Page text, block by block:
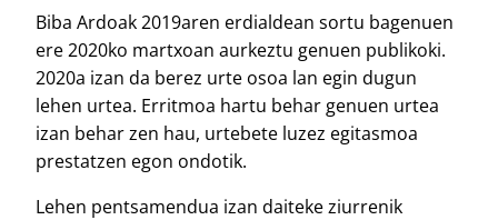
Biba Ardoak 2019aren erdialdean sortu bagenuen
ere 2020ko martxoan aurkeztu genuen publikoki.
2020a izan da berez urte osoa lan egin dugun
lehen urtea. Erritmoa hartu behar genuen urtea
izan behar zen hau, urtebete luzez egitasmoa
prestatzen egon ondotik.
Lehen pentsamendua izan daiteke ziurrenik